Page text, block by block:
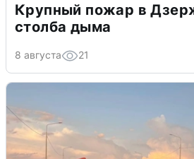
Крупный пожар в
столба дыма
8 августа 21